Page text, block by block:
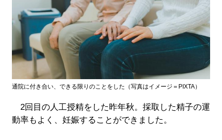
通院に付き合い、できる限りのことをした（写真はイメージ＝PIXTA）
2回目の人工授精をした昨年秋。採取した精子の運
動率もよく、妊娠することができました。